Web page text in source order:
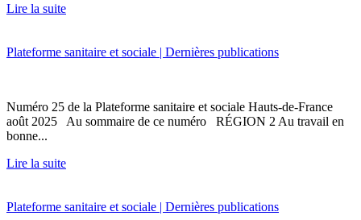
Lire la suite
Plateforme sanitaire et sociale | Dernières publications
Numéro 25 de la Plateforme sanitaire et sociale Hauts-de-France
août 2025 Au sommaire de ce numéro RÉGION 2 Au travail en
bonne...
Lire la suite
Plateforme sanitaire et sociale | Dernières publications